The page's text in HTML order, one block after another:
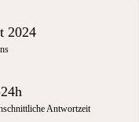
2024
Antwortzeit